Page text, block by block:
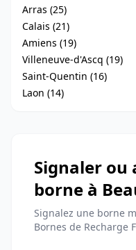
Arras (25)
Calais (21)
Amiens (19)
Villeneuve-d'Ascq (19)
Saint-Quentin (16)
Laon (14)
Signaler
borne à
Signalez une borne
Bornes de Recharge